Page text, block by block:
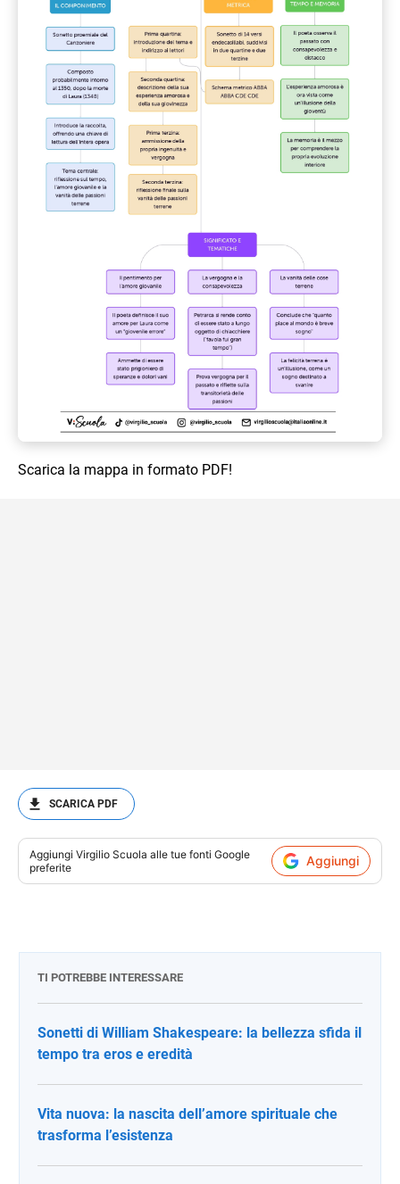
Scarica la mappa in formato PDF!
SCARICA PDF
Aggiungi Virgilio Scuola alle tue fonti Google
preferite
Aggiungi
TI POTREBBE INTERESSARE
Sonetti di William Shakespeare: la bellezza sfida il
tempo tra eros e eredità
Vita nuova: la nascita dell’amore spirituale che
trasforma l’esistenza